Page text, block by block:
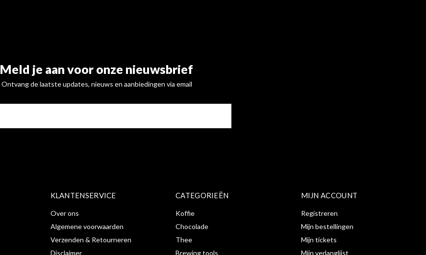
Meld je aan voor onze nieuwsbrief
Ontvang de laatste updates, nieuws en aanbiedingen via email
KLANTENSERVICE
Over ons
Algemene voorwaarden
Verzenden & Retourneren
Disclaimer
CATEGORIEËN
Koffie
Chocolade
Thee
Brewing tools
MIJN ACCOUNT
Registreren
Mijn bestellingen
Mijn tickets
Mijn verlanglijst